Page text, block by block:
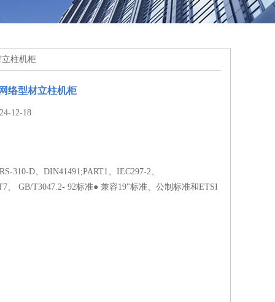
柱机柜
络型材立柱机柜
12-18
310-D、DIN41491;PART1、IEC297-2、
、 GB/T3047.2- 92标准● 兼容19"标准、公制标准和ETSI